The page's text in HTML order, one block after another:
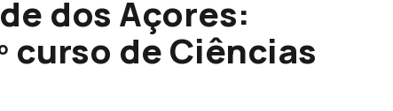
dos Açores:
curso de Ciências